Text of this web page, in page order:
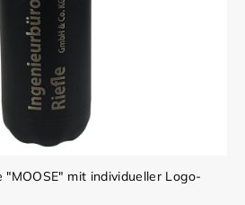
mit individueller Logo-